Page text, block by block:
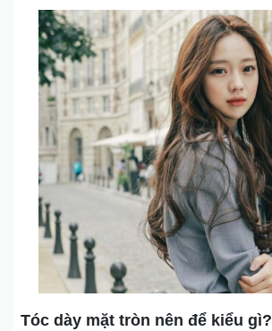
Tóc dày mặt tròn nên để kiểu gì?